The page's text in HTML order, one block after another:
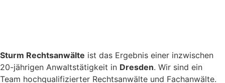
Sturm Rechtsanwälte ist das Ergebnis einer inzwischen
20-jährigen Anwaltstätigkeit in Dresden. Wir sind ein
Team hochqualifizierter Rechtsanwälte und Fachanwälte.